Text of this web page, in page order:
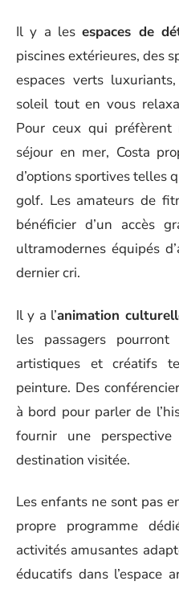
Il y a lesespaces de
piscines extérieures, des
espaces verts
soleil tout en vous
Pour ceux qui
séjour en mer, Costa
d’options sportives telles
golf. Les amateurs de
bénéficier d’un accès
ultramodernes équipés
dernier cri.
Il y a l’animation
les passagers
artistiques et créatifs
peinture. Des
à bord pour parler de
fournir une
destination visitée.
Les enfants ne sont pas
propre programme
activités amusantes
éducatifs dans l’espace